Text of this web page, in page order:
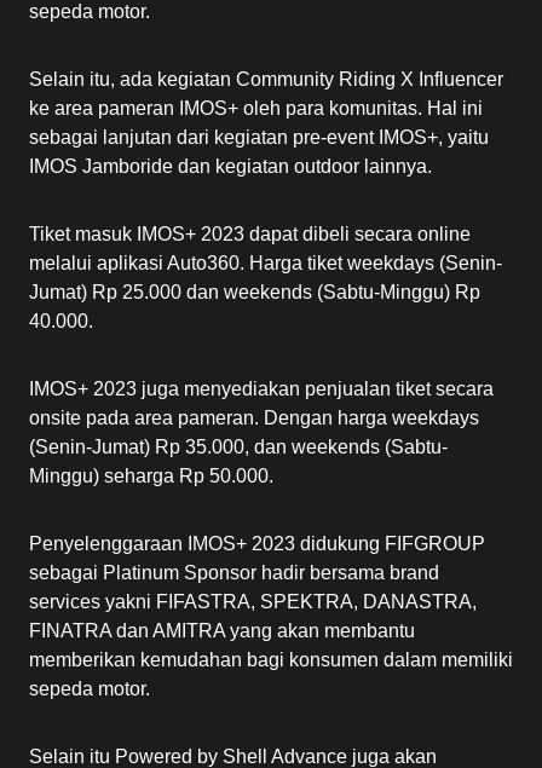
sepeda motor.
Selain itu, ada kegiatan Community Riding X Influencer
ke area pameran IMOS+ oleh para komunitas. Hal ini
sebagai lanjutan dari kegiatan pre-event IMOS+, yaitu
IMOS Jamboride dan kegiatan outdoor lainnya.
Tiket masuk IMOS+ 2023 dapat dibeli secara online
melalui aplikasi Auto360. Harga tiket weekdays (Senin-
Jumat) Rp 25.000 dan weekends (Sabtu-Minggu) Rp
40.000.
IMOS+ 2023 juga menyediakan penjualan tiket secara
onsite pada area pameran. Dengan harga weekdays
(Senin-Jumat) Rp 35.000, dan weekends (Sabtu-
Minggu) seharga Rp 50.000.
Penyelenggaraan IMOS+ 2023 didukung FIFGROUP
sebagai Platinum Sponsor hadir bersama brand
services yakni FIFASTRA, SPEKTRA, DANASTRA,
FINATRA dan AMITRA yang akan membantu
memberikan kemudahan bagi konsumen dalam memiliki
sepeda motor.
Selain itu Powered by Shell Advance juga akan